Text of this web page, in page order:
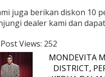
.
.
juga berikan diskon 10
dealer kami dan
Post Views: 252
MONDEVITA
DISTRICT,